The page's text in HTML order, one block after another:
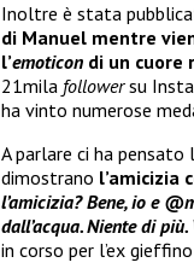
Inoltre è stata
di Manuel mentre
l’emoticon di un cuore
21mila followersu
ha vinto numerose
A parlare ci ha
dimostrano l’amicizia
l’amicizia? Bene, io e
dall’acqua. Niente di più.
in corso per l’ex